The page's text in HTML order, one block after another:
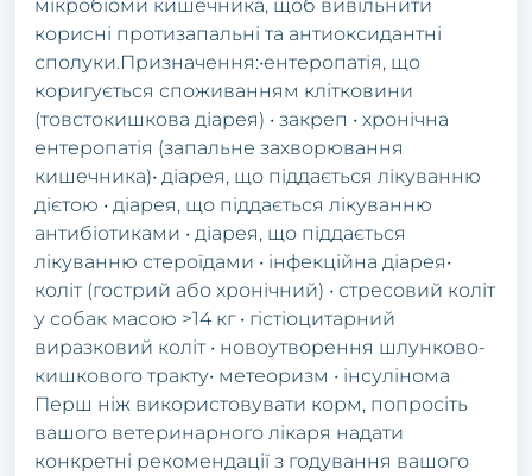
мікробіоми кишечника, щоб вивільнити
корисні протизапальні та антиоксидантні
сполуки.Призначення:•ентеропатія, що
коригується споживанням клітковини
(товстокишкова діарея) • закреп • хронічна
ентеропатія (запальне захворювання
кишечника)• діарея, що піддається лікуванню
дієтою • діарея, що піддається лікуванню
антибіотиками • діарея, що піддається
лікуванню стероїдами • інфекційна діарея•
коліт (гострий або хронічний) • стресовий коліт
у собак масою >14 кг • гістіоцитарний
виразковий коліт • новоутворення шлунково-
кишкового тракту• метеоризм • інсулінома
Перш ніж використовувати корм, попросіть
вашого ветеринарного лікаря надати
конкретні рекомендації з годування вашого